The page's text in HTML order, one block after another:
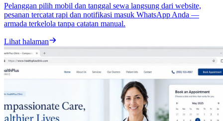
Pelanggan pilih mobil dan tanggal sewa langsung dari website,
pesanan tercatat rapi dan notifikasi masuk WhatsApp Anda —
armada terkelola tanpa catatan manual.
Lihat halaman